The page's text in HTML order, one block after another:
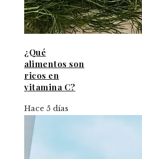
¿Qué
alimentos son
ricos en
vitamina C?
Hace 5 días